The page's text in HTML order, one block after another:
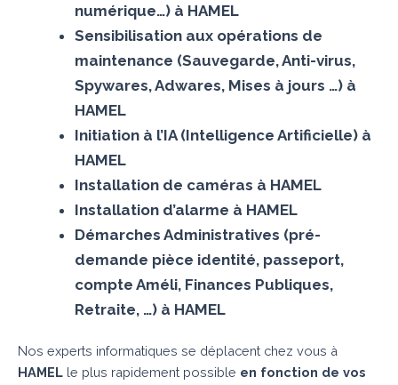
numérique…) à HAMEL
Sensibilisation aux opérations de
maintenance (Sauvegarde, Anti-virus,
Spywares, Adwares, Mises à jours …) à
HAMEL
Initiation à l’IA (Intelligence Artificielle) à
HAMEL
Installation de caméras à HAMEL
Installation d’alarme à HAMEL
Démarches Administratives (pré-
demande pièce identité, passeport,
compte Améli, Finances Publiques,
Retraite, …) à HAMEL
Nos experts informatiques se déplacent chez vous à
HAMEL le plus rapidement possible en fonction de vos